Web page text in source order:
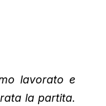
lavorato e
la partita.